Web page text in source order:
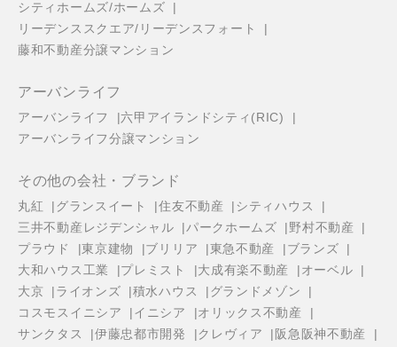
シティホームズ/ホームズ
リーデンススクエア/リーデンスフォート
藤和不動産分譲マンション
アーバンライフ
アーバンライフ
六甲アイランドシティ(RIC)
アーバンライフ分譲マンション
その他の会社・ブランド
丸紅 グランスイート 住友不動産
シティハウス
三井不動産レジデンシャル
パークホームズ
野村不動産
プラウド
東京建物 ブリリア 東急不動産
ブランズ
大和ハウス工業
プレミスト 大成有楽不動産
オーベル
大京
ライオンズ 積水ハウス
グランドメゾン
コスモスイニシア
イニシア
オリックス不動産
サンクタス
伊藤忠都市開発 クレヴィア
阪急阪神不動産